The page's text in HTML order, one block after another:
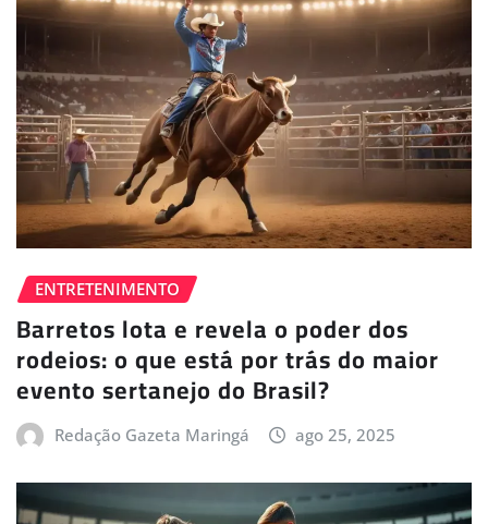
ENTRETENIMENTO
Barretos lota e revela o poder dos
rodeios: o que está por trás do maior
evento sertanejo do Brasil?
Redação Gazeta Maringá ago 25, 2025